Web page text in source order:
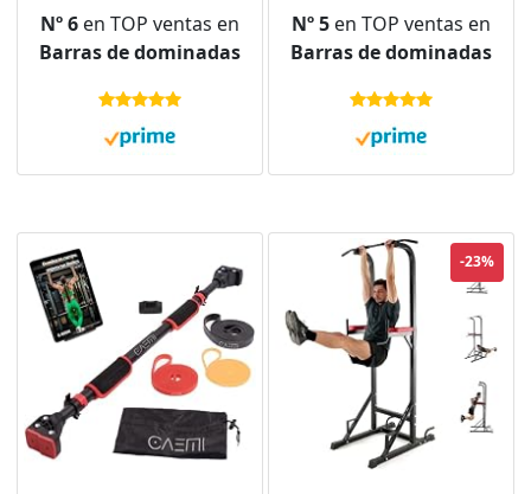
de Dominadas
Inversas, Estación de
Paralelas para
Gimnasio en el Hogar
Interiores OT126…
Nº 6 en TOP ventas en
Barras de dominadas
Ajustable para Anchos
de 63.5-103 cm, Acero
Robusto, Carga
Unisex, Negro, 2-Way
Nº 5 en TOP ventas en
Barras de dominadas
-23%